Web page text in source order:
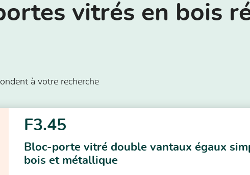
vitrés en bois
à votre recherche
F3.45
Bloc-porte vitré double vantaux égaux
bois et métallique